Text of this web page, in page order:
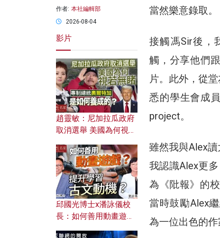
當然樂意錄取。
接觸馮Sir後，
觸，分享他們
片。此外，從
悉的學生會成
project。
雖然我與Alex
我認識Alex更
為《阰報》的
當時鼓勵Alex
為一位出色的
作者: 本社編輯部
2026-08-04
影片
趙靈敏：尼加拉瓜政府
取消選舉 美國為何視若
加是如何養成的？
邱國光博士x潘詠儀校
長：如何善用動畫遊戲